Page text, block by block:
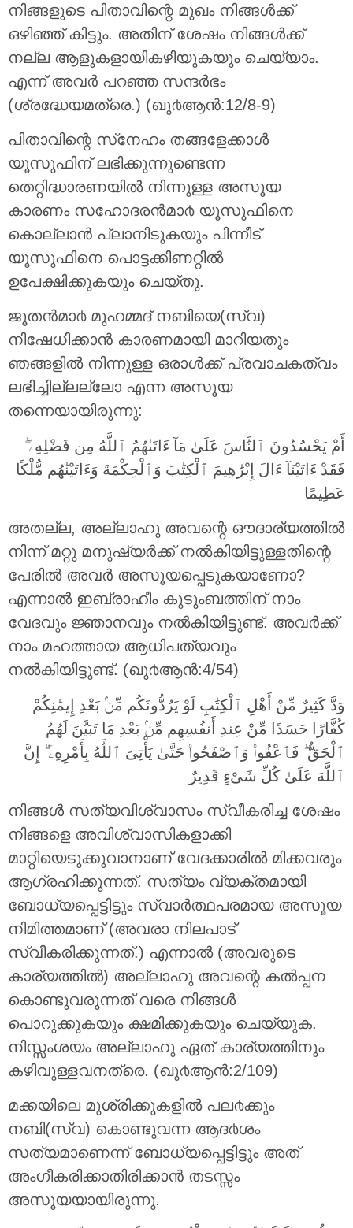
നിങ്ങളുടെ പിതാവിന്റെ മുഖം നിങ്ങള്‍ക്ക്
ഒഴിഞ്ഞ് കിട്ടും. അതിന് ശേഷം നിങ്ങള്‍ക്ക്
നല്ല ആളുകളായികഴിയുകയും ചെയ്യാം.
എന്ന് അവര്‍ പറഞ്ഞ സന്ദര്‍ഭം
(ശ്രദ്ധേയമത്രെ.) (ഖു൪ആന്‍:12/8-9)
പിതാവിന്റെ സ്‌നേഹം തങ്ങളേക്കാള്‍
യൂസുഫിന് ലഭിക്കുന്നുണ്ടെന്ന
തെറ്റിദ്ധാരണയില്‍ നിന്നുള്ള അസൂയ
കാരണം സഹോദരന്‍മാ൪ യൂസുഫിനെ
കൊല്ലാന്‍ പ്ലാനിടുകയും പിന്നീട്
യൂസുഫിനെ പൊട്ടക്കിണറ്റില്‍
ഉപേക്ഷിക്കുകയും ചെയ്തു.
ജൂതന്‍മാ൪ മുഹമ്മദ് നബിയെ(സ്വ)
നിഷേധിക്കാന്‍ കാരണമായി മാറിയതും
ഞങ്ങളില്‍ നിന്നുള്ള ഒരാള്‍ക്ക് പ്രവാചകത്വം
ലഭിച്ചില്ലല്ലോ എന്ന അസൂയ
തന്നെയായിരുന്നു:
أَمْ يَحْسُدُونَ ٱلنَّاسَ عَلَىٰ مَآ ءَاتَىٰهُمُ ٱللَّهُ مِن فَضْلِهِۦ ۖ
فَقَدْ ءَاتَيْنَآ ءَالَ إِبْرَٰهِيمَ ٱلْكِتَٰبَ وَٱلْحِكْمَةَ وَءَاتَيْنَٰهُم مُّلْكًا
عَظِيمًا
അതല്ല, അല്ലാഹു അവന്റെ ഔദാര്യത്തില്‍
നിന്ന് മറ്റു മനുഷ്യര്‍ക്ക് നല്‍കിയിട്ടുള്ളതിന്റെ
പേരില്‍ അവര്‍ അസൂയപ്പെടുകയാണോ?
എന്നാല്‍ ഇബ്രാഹീം കുടുംബത്തിന് നാം
വേദവും ജ്ഞാനവും നല്‍കിയിട്ടുണ്ട്‌. അവര്‍ക്ക്
നാം മഹത്തായ ആധിപത്യവും
നല്‍കിയിട്ടുണ്ട്‌. (ഖു൪ആന്‍:4/54)
وَدَّ كَثِيرٌ مِّنْ أَهْلِ ٱلْكِتَٰبِ لَوْ يَرُدُّونَكُم مِّنۢ بَعْدِ إِيمَٰنِكُمْ
كُفَّارًا حَسَدًا مِّنْ عِندِ أَنفُسِهِم مِّنۢ بَعْدِ مَا تَبَيَّنَ لَهُمُ
ٱلْحَقُّ ۖ فَٱعْفُوا۟ وَٱصْفَحُوا۟ حَتَّىٰ يَأْتِىَ ٱللَّهُ بِأَمْرِهِۦٓ ۗ إِنَّ
ٱللَّهَ عَلَىٰ كُلِّ شَىْءٍ قَدِيرٌ
നിങ്ങള്‍ സത്യവിശ്വാസം സ്വീകരിച്ച ശേഷം
നിങ്ങളെ അവിശ്വാസികളാക്കി
മാറ്റിയെടുക്കുവാനാണ് വേദക്കാരില്‍ മിക്കവരും
ആഗ്രഹിക്കുന്നത്‌. സത്യം വ്യക്തമായി
ബോധ്യപ്പെട്ടിട്ടും സ്വാര്‍ത്ഥപരമായ അസൂയ
നിമിത്തമാണ് (അവരാ നിലപാട്
സ്വീകരിക്കുന്നത്‌.) എന്നാല്‍ (അവരുടെ
കാര്യത്തില്‍) അല്ലാഹു അവന്റെ കല്‍പ്പന
കൊണ്ടുവരുന്നത് വരെ നിങ്ങള്‍
പൊറുക്കുകയും ക്ഷമിക്കുകയും ചെയ്യുക.
നിസ്സംശയം അല്ലാഹു ഏത് കാര്യത്തിനും
കഴിവുള്ളവനത്രെ. (ഖു൪ആന്‍:2/109)
മക്കയിലെ മുശ്രിക്കുകളില്‍ പല൪ക്കും
നബി(സ്വ) കൊണ്ടുവന്ന ആദ൪ശം
സത്യമാണെന്ന് ബോധ്യപ്പെട്ടിട്ടും അത്
അംഗീകരിക്കാതിരിക്കാന്‍ തടസ്സം
അസൂയയായിരുന്നു.